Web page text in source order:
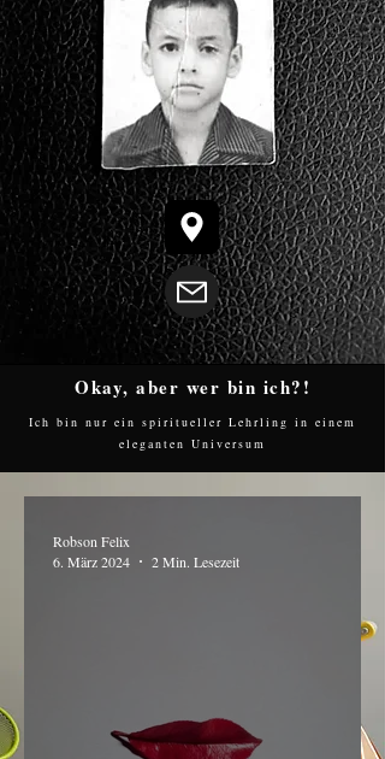
Okay, aber wer bin ich?!
Ich bin nur ein spiritueller Lehrling in einem
eleganten Universum
Robson Felix
6. März 2024
2 Min. Lesezeit